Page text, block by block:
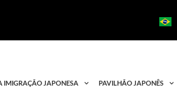
IMIGRAÇÃO JAPONESA PAVILHÃO JAPONÊS